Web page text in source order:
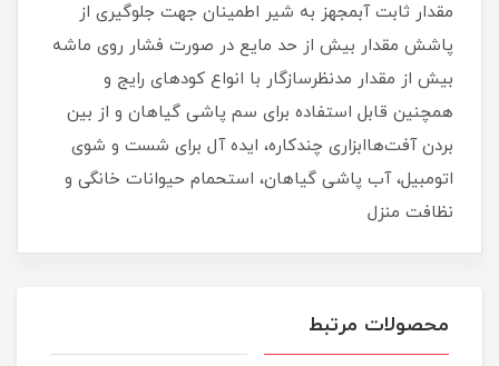
مقدار ثابت آبمجهز به شیر اطمینان جهت جلوگیری از
پاشش مقدار بیش از حد مایع در صورت فشار روی ماشه
بیش از مقدار مدنظرسازگار با انواع کودهای رایج و
همچنین قابل استفاده برای سم پاشی گیاهان و از بین
بردن آفت‌هاابزاری چندکاره، ایده آل برای شست و شوی
اتومبیل، آب پاشی گیاهان، استحمام حیوانات خانگی و
نظافت منزل
محصولات مرتبط